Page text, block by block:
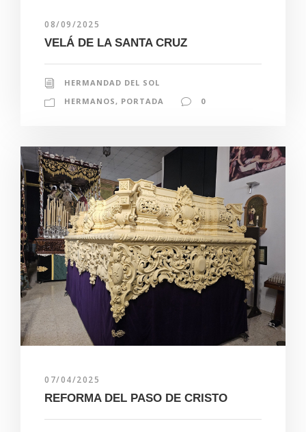
08/09/2025
VELÁ DE LA SANTA CRUZ
HERMANDAD DEL SOL
HERMANOS , PORTADA 0
07/04/2025
REFORMA DEL PASO DE CRISTO